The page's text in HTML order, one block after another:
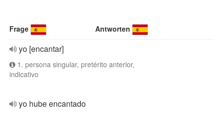
Frage Antworten
yo [encantar]
1. persona singular, pretérito anterior,
indicativo
yo hube encantado